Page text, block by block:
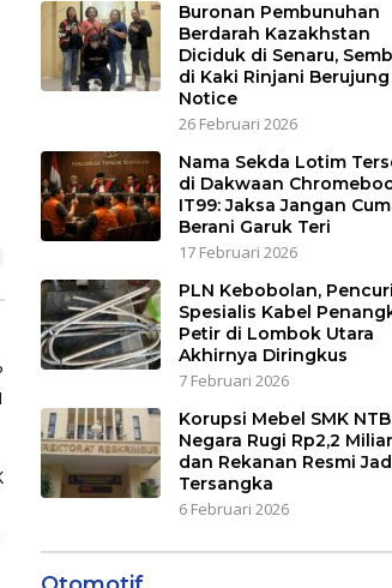
Buronan Pembunuhan
Berdarah Kazakhstan
Diciduk di Senaru,
di Kaki Rinjani Berujung
Notice
26 Februari 2026
Nama Sekda Lotim
di Dakwaan
IT99: Jaksa Jangan
Berani Garuk Teri
17 Februari 2026
PLN Kebobolan, Pencuri
Spesialis Kabel
Petir di Lombok Utara
Akhirnya Diringkus
7 Februari 2026
Korupsi Mebel SMK
Negara Rugi Rp2,2
dan Rekanan Resmi
Tersangka
6 Februari 2026